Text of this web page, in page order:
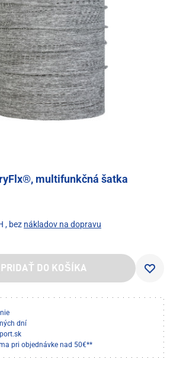
multifunkčná šatka
, bez nákladov na dopravu
PRIDAŤ DO KOŠÍKA
dní
pri objednávke nad 50€**